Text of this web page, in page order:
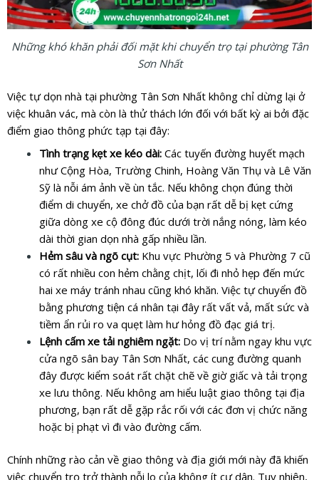
Những khó khăn phải đối mặt khi chuyển trọ tại phường Tân
Sơn Nhất
Việc tự dọn nhà tại phường Tân Sơn Nhất không chỉ dừng lại ở
việc khuân vác, mà còn là thử thách lớn đối với bất kỳ ai bởi đặc
điểm giao thông phức tạp tại đây:
Tình trạng kẹt xe kéo dài: Các tuyến đường huyết mạch
như Cộng Hòa, Trường Chinh, Hoàng Văn Thụ và Lê Văn
Sỹ là nỗi ám ảnh về ùn tắc. Nếu không chọn đúng thời
điểm di chuyển, xe chở đồ của bạn rất dễ bị kẹt cứng
giữa dòng xe cộ đông đúc dưới trời nắng nóng, làm kéo
dài thời gian dọn nhà gấp nhiều lần.
Hẻm sâu và ngõ cụt: Khu vực Phường 5 và Phường 7 cũ
có rất nhiều con hẻm chằng chịt, lối đi nhỏ hẹp đến mức
hai xe máy tránh nhau cũng khó khăn. Việc tự chuyển đồ
bằng phương tiện cá nhân tại đây rất vất vả, mất sức và
tiềm ẩn rủi ro va quẹt làm hư hỏng đồ đạc giá trị.
Lệnh cấm xe tải nghiêm ngặt: Do vị trí nằm ngay khu vực
cửa ngõ sân bay Tân Sơn Nhất, các cung đường quanh
đây được kiểm soát rất chặt chẽ về giờ giấc và tải trọng
xe lưu thông. Nếu không am hiểu luật giao thông tại địa
phương, bạn rất dễ gặp rắc rối với các đơn vị chức năng
hoặc bị phạt vì đi vào đường cấm.
Chính những rào cản về giao thông và địa giới mới này đã khiến
việc chuyển trọ trở thành nỗi lo của không ít cư dân. Tuy nhiên,